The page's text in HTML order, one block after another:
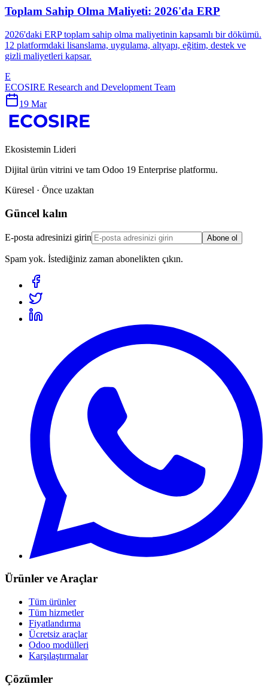
Toplam Sahip Olma Maliyeti: 2026'da ERP
2026'daki ERP toplam sahip olma maliyetinin kapsamlı bir dökümü.
12 platformdaki lisanslama, uygulama, altyapı, eğitim, destek ve
gizli maliyetleri kapsar.
E
ECOSIRE Research and Development Team
19 Mar
Ekosistemin Lideri
Dijital ürün vitrini ve tam Odoo 19 Enterprise platformu.
Küresel · Önce uzaktan
Güncel kalın
E-posta adresinizi girin Abone ol
Spam yok. İstediğiniz zaman abonelikten çıkın.
Ürünler ve Araçlar
Tüm ürünler
Tüm hizmetler
Fiyatlandırma
Ücretsiz araçlar
Odoo modülleri
Karşılaştırmalar
Çözümler